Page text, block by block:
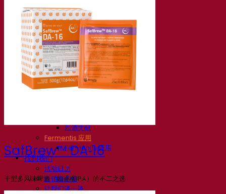
咖啡
Fermentis 学院
Fermentis 学院
资源
知识中心
专家见解
常见问题解答
视频
网络研讨会的录音
烈酒文献
Fermentis 应用
Fermentis 应用
找到我们
活动日历
经销商名单
让我们谈一谈
SafBrew™ DA‑16
干型多风味啤酒（如香槟IPA）的不二之选